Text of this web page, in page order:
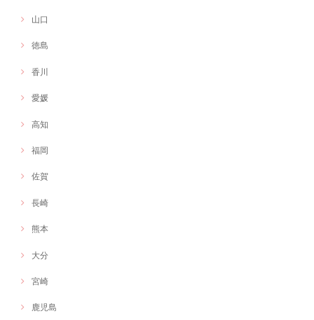
山口
徳島
香川
愛媛
高知
福岡
佐賀
長崎
熊本
大分
宮崎
鹿児島